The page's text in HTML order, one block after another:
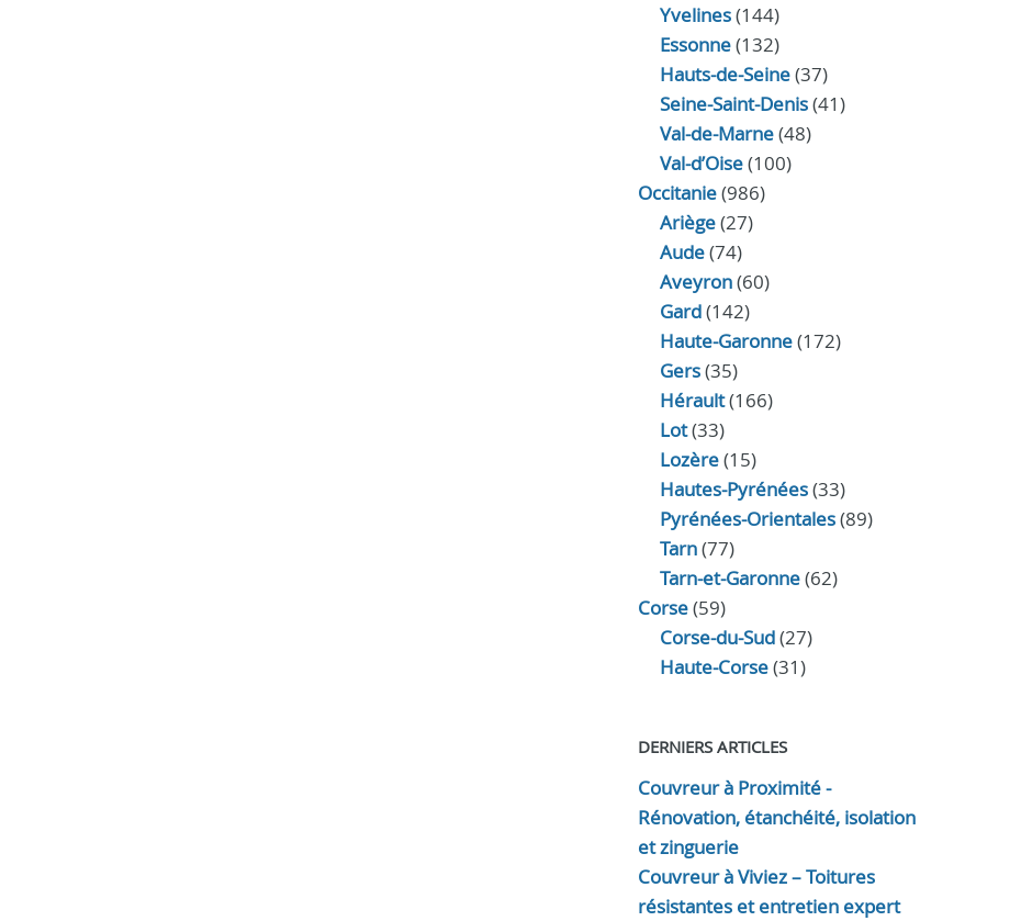
Yvelines(144)
Essonne(132)
Hauts-de-Seine(37)
Seine-Saint-Denis(41)
Val-de-Marne(48)
Val-d’Oise(100)
Occitanie(986)
Ariège(27)
Aude(74)
Aveyron(60)
Gard(142)
Haute-Garonne(172)
Gers(35)
Hérault(166)
Lot(33)
Lozère(15)
Hautes-Pyrénées(33)
Pyrénées-Orientales(89)
Tarn(77)
Tarn-et-Garonne(62)
Corse(59)
Corse-du-Sud(27)
Haute-Corse(31)
DERNIERS ARTICLES
Couvreur à Proximité -
Rénovation, étanchéité, isolation
et zinguerie
Couvreur à Viviez – Toitures
résistantes et entretien expert